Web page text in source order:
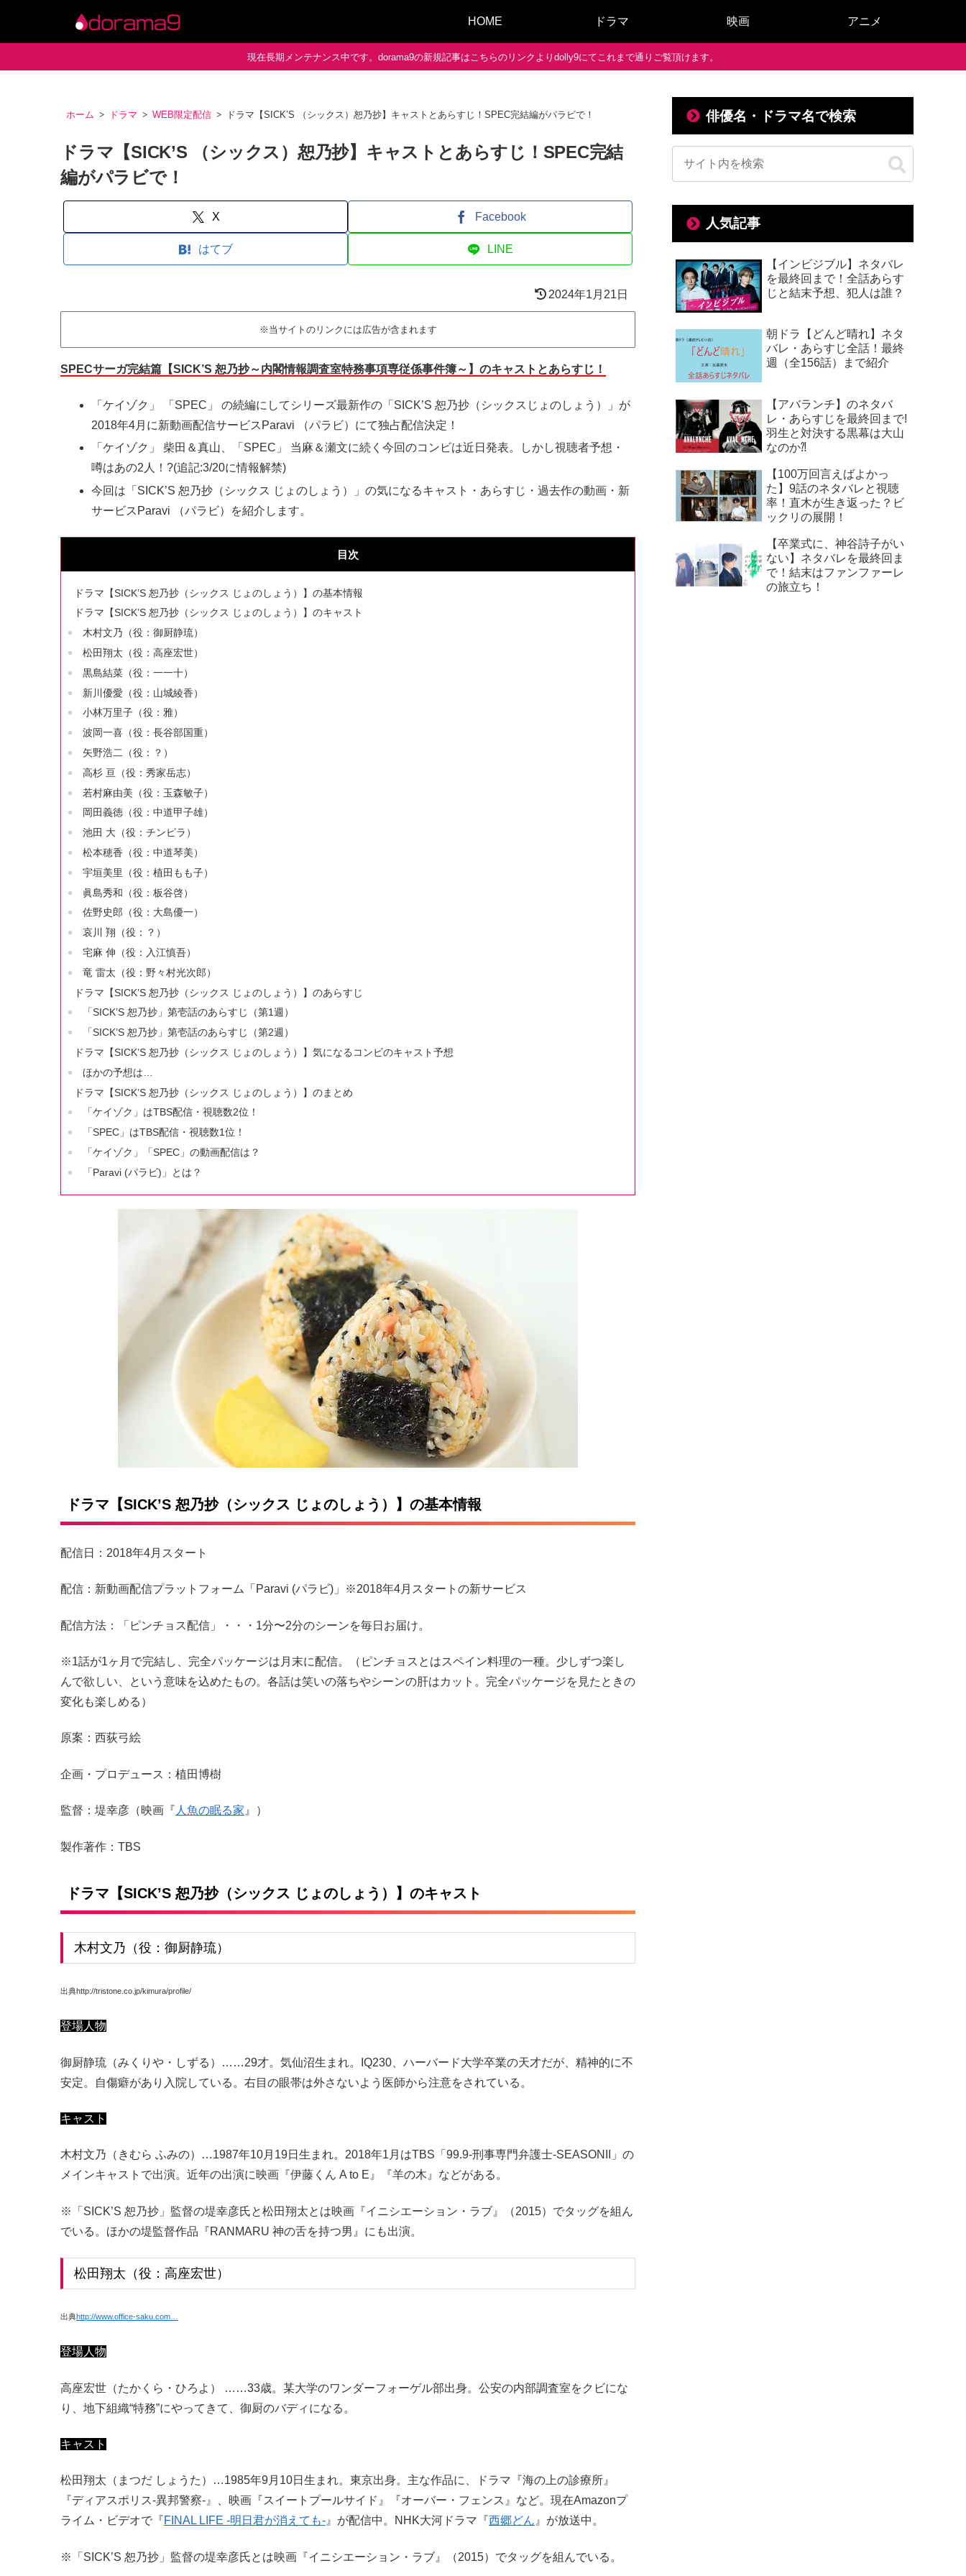
HOME ドラマ 映画 アニメ
現在長期メンテナンス中です。dorama9の新規記事はこちらのリンクよりdolly9にてこれまで通りご覧頂けます。
ホーム ドラマ WEB限定配信 ドラマ【SICK’S （シックス）恕乃抄】キャストとあらすじ！SPEC完結編がパラビで！
ドラマ【SICK’S （シックス）恕乃抄】キャストとあらすじ！SPEC完結
編がパラビで！
X Facebook
はてブ LINE
2024年1月21日
※当サイトのリンクには広告が含まれます
SPECサーガ完結篇【SICK’S 恕乃抄～内閣情報調査室特務事項専従係事件簿～】のキャストとあらすじ！
「ケイゾク」 「SPEC」 の続編にしてシリーズ最新作の「SICK’S 恕乃抄（シックスじょのしょう）」が
2018年4月に新動画配信サービスParavi （パラビ）にて独占配信決定！
「ケイゾク」 柴田＆真山、「SPEC」 当麻＆瀬文に続く今回のコンビは近日発表。しかし視聴者予想・
噂はあの2人！?(追記:3/20に情報解禁)
今回は「SICK’S 恕乃抄（シックス じょのしょう）」の気になるキャスト・あらすじ・過去作の動画・新
サービスParavi （パラビ）を紹介します。
目次
ドラマ【SICK’S 恕乃抄（シックス じょのしょう）】の基本情報
ドラマ【SICK’S 恕乃抄（シックス じょのしょう）】のキャスト
木村文乃（役：御厨静琉）
松田翔太（役：高座宏世）
黒島結菜（役：一一十）
新川優愛（役：山城綾香）
小林万里子（役：雅）
波岡一喜（役：長谷部国重）
矢野浩二（役：？）
高杉 亘（役：秀家岳志）
若村麻由美（役：玉森敏子）
岡田義徳（役：中道甲子雄）
池田 大（役：チンピラ）
松本穂香（役：中道琴美）
宇垣美里（役：植田もも子）
眞島秀和（役：板谷啓）
佐野史郎（役：大島優一）
哀川 翔（役：？）
宅麻 伸（役：入江慎吾）
竜 雷太（役：野々村光次郎）
ドラマ【SICK’S 恕乃抄（シックス じょのしょう）】のあらすじ
「SICK’S 恕乃抄」第壱話のあらすじ（第1週）
「SICK’S 恕乃抄」第壱話のあらすじ（第2週）
ドラマ【SICK’S 恕乃抄（シックス じょのしょう）】気になるコンビのキャスト予想
ほかの予想は…
ドラマ【SICK’S 恕乃抄（シックス じょのしょう）】のまとめ
「ケイゾク」はTBS配信・視聴数2位！
「SPEC」はTBS配信・視聴数1位！
「ケイゾク」「SPEC」の動画配信は？
「Paravi (パラビ)」とは？
ドラマ【SICK’S 恕乃抄（シックス じょのしょう）】の基本情報
配信日：2018年4月スタート
配信：新動画配信プラットフォーム「Paravi (パラビ)」※2018年4月スタートの新サービス
配信方法：「ピンチョス配信」・・・1分〜2分のシーンを毎日お届け。
※1話が1ヶ月で完結し、完全パッケージは月末に配信。（ピンチョスとはスペイン料理の一種。少しずつ楽し
んで欲しい、という意味を込めたもの。各話は笑いの落ちやシーンの肝はカット。完全パッケージを見たときの
変化も楽しめる）
原案：西荻弓絵
企画・プロデュース：植田博樹
監督：堤幸彦（映画『 人魚の眠る家 』）
製作著作：TBS
ドラマ【SICK’S 恕乃抄（シックス じょのしょう）】のキャスト
木村文乃（役：御厨静琉）
出典http://tristone.co.jp/kimura/profile/
登場人物
御厨静琉（みくりや・しずる）……29才。気仙沼生まれ。IQ230、ハーバード大学卒業の天才だが、精神的に不
安定。自傷癖があり入院している。右目の眼帯は外さないよう医師から注意をされている。
キャスト
木村文乃（きむら ふみの）…1987年10月19日生まれ。2018年1月はTBS「99.9-刑事専門弁護士-SEASONII」の
メインキャストで出演。近年の出演に映画『伊藤くん A to E』『羊の木』などがある。
※「SICK’S 恕乃抄」監督の堤幸彦氏と松田翔太とは映画『イニシエーション・ラブ』（2015）でタッグを組ん
でいる。ほかの堤監督作品『RANMARU 神の舌を持つ男』にも出演。
松田翔太（役：高座宏世）
出典http://www.office-saku.com…
登場人物
高座宏世（たかくら・ひろよ） ……33歳。某大学のワンダーフォーゲル部出身。公安の内部調査室をクビにな
り、地下組織“特務”にやってきて、御厨のバディになる。
キャスト
松田翔太（まつだ しょうた）…1985年9月10日生まれ。東京出身。主な作品に、ドラマ『海の上の診療所』
『ディアスポリス‐異邦警察‐』、映画『スイートプールサイド』『オーバー・フェンス』など。現在Amazonプ
ライム・ビデオで『FINAL LIFE -明日君が消えても- 』が配信中。NHK大河ドラマ『西郷どん 』が放送中。
※「SICK’S 恕乃抄」監督の堤幸彦氏とは映画『イニシエーション・ラブ』（2015）でタッグを組んでいる。
俳優名・ドラマ名で検索
人気記事
【インビジブル】ネタバレ
を最終回まで！全話あらす
じと結末予想、犯人は誰？
朝ドラ【どんど晴れ】ネタ
バレ・あらすじ全話！最終
週（全156話）まで紹介
【アバランチ】のネタバ
レ・あらすじを最終回まで!
羽生と対決する黒幕は大山
なのか⁈
【100万回言えばよかっ
た】9話のネタバレと視聴
率！直木が生き返った？ビ
ックリの展開！
【卒業式に、神谷詩子がい
ない】ネタバレを最終回ま
で！結末はファンファーレ
の旅立ち！